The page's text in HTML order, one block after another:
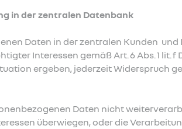
in der zentralen Datenbank
Daten in der zentralen Kunden
Interessen gemäß Art. 6 Abs. 1 lit. f
ergeben, jederzeit Widerspruch
Daten nicht
überwiegen, oder die